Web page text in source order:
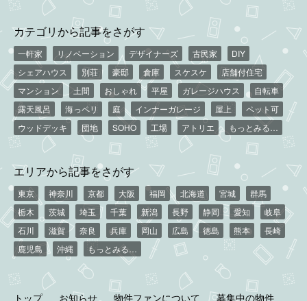
カテゴリから記事をさがす
一軒家 リノベーション デザイナーズ 古民家
DIY
シェアハウス
別荘 豪邸 倉庫 スケスケ
店舗付住宅
マンション
土間 おしゃれ 平屋 ガレージハウス
自転車
露天風呂
海っペリ 庭 インナーガレージ 屋上
ペット可
ウッドデッキ
団地 SOHO 工場 アトリエ もっとみる…
エリアから記事をさがす
東京 神奈川 京都 大阪 福岡 北海道 宮城
群馬
栃木
茨城 埼玉 千葉 新潟 長野 静岡 愛知
岐阜
石川
滋賀 奈良 兵庫 岡山 広島 徳島 熊本
長崎
鹿児島
沖縄 もっとみる…
トップ お知らせ 物件ファンについて 募集中の物件